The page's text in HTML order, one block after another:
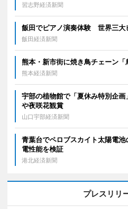
習志野経済新聞
飯田でピアノ演奏体験 世界三大
飯田経済新聞
熊本・新市街に焼き鳥チェーン
熊本経済新聞
宇部の植物館で「夏休み特別企
や夜咲花観賞
山口宇部経済新聞
青葉台でペロブスカイト太陽電
電性能を検証
港北経済新聞
プレスリリ